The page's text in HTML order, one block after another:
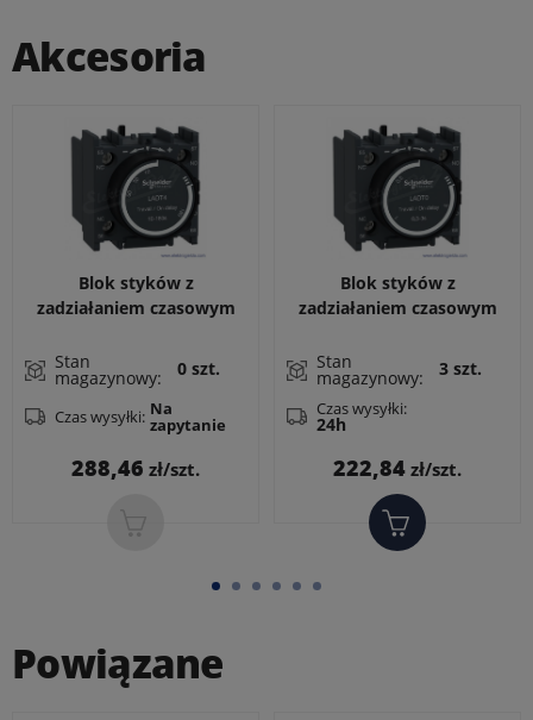
Akcesoria
Blok styków z
zadziałaniem czasowym
opóźnione zadziałanie po
załączeniu stycznika
Stan
magazynowy: 0 szt.
Czas wysyłki: Na
zapytanie
Cena
288,46 zł/szt.
Blok styków z
zadziałaniem czasowym
opóźnione zadziałanie po
załączeniu stycznika
Stan
magazynowy: 3 szt.
Czas wysyłki:
24h
Cena
222,84 zł/szt.
Powiązane